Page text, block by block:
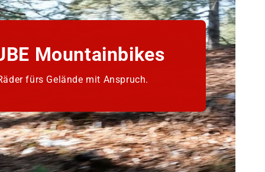
Mountainbikes
fürs Gelände mit Anspruch.